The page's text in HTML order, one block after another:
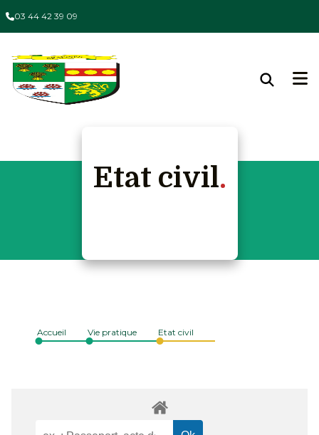
03 44 42 39 09
Etat civil
Accueil Vie pratique Etat civil